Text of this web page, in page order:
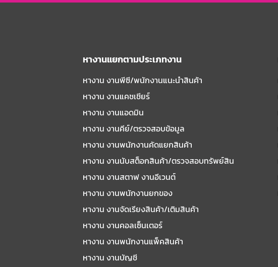
หางานแยกตามประเภทงาน
หางาน งานพีซี/พนักงานแนะนําสินค้า
หางาน งานแคชเชียร์
หางาน งานแอดมิน
หางาน งานคีย์/ตรวจสอบข้อมูล
หางาน งานพนักงานคัดแยกสินค้า
หางาน งานนับสต็อกสินค้า/ตรวจสอบทรัพย์สิน
หางาน งานสตาฟ งานอีเวนต์
หางาน งานพนักงานยกของ
หางาน งานจัดเรียงสินค้า/เติมสินค้า
หางาน งานคอลเซ็นเตอร์
หางาน งานพนักงานแพ็คสินค้า
หางาน งานบัญชี